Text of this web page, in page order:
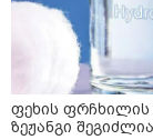
ფეხის
ზეჟანგი